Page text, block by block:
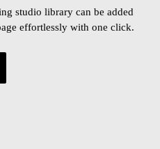
studio library can be added
effortlessly with one click.